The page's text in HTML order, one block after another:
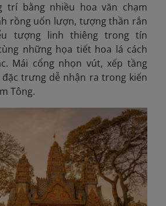
trí bằng nhiều hoa văn chạm
rồng uốn lượn, tượng thần rắn
tượng linh thiêng trong tín
những họa tiết hoa lá cách
Mái cổng nhọn vút, xếp tầng
trưng dễ nhận ra trong kiến
Tông.